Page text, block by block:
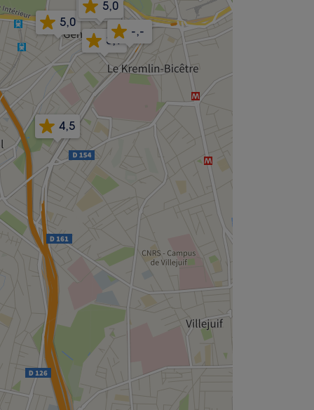
5,0
3,9
4,5
5,0
5,0
-,-